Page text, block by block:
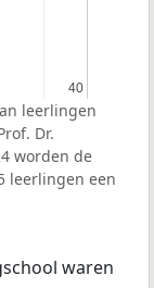
40
40
leerlingen
Dr.
worden de
leerlingen een
waren